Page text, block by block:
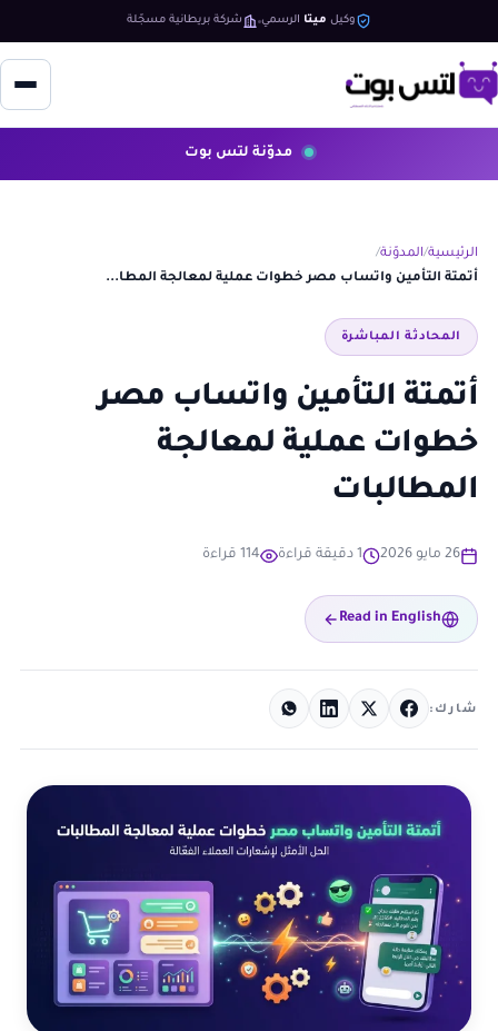
وكيل ميتا الرسمي شركة بريطانية مسجّلة
مدوّنة لتس بوت
الرئيسية المدوّنة
أتمتة التأمين واتساب مصر خطوات عملية لمعالجة المطا...
المحادثة المباشرة
أتمتة التأمين واتساب مصر
خطوات عملية لمعالجة
المطالبات
26 مايو 2026 1 دقيقة قراءة 114 قراءة
Read in English
شارك: